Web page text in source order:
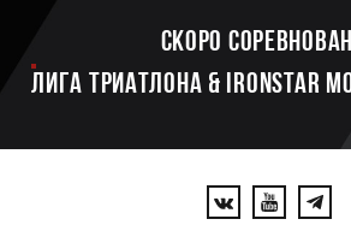
Скоро
ЛИГА ТРИАТЛОНА & IRONSTAR